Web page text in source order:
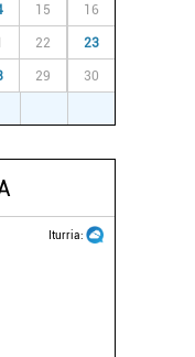
15 16
22 23
29 30
Iturria: